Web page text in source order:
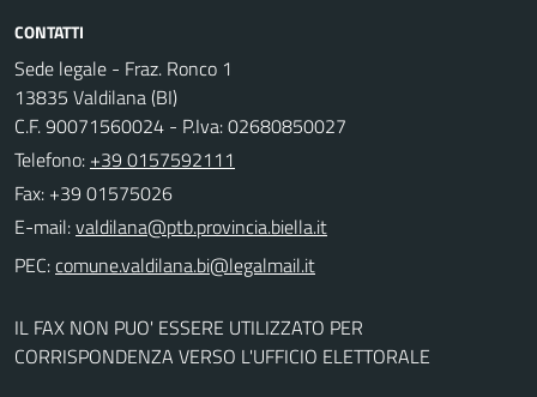
CONTATTI
Sede legale - Fraz. Ronco 1
13835 Valdilana (BI)
C.F. 90071560024 - P.Iva: 02680850027
Telefono: +39 0157592111
Fax: +39 01575026
E-mail:
PEC:
IL FAX NON PUO' ESSERE UTILIZZATO PER
CORRISPONDENZA VERSO L'UFFICIO ELETTORALE